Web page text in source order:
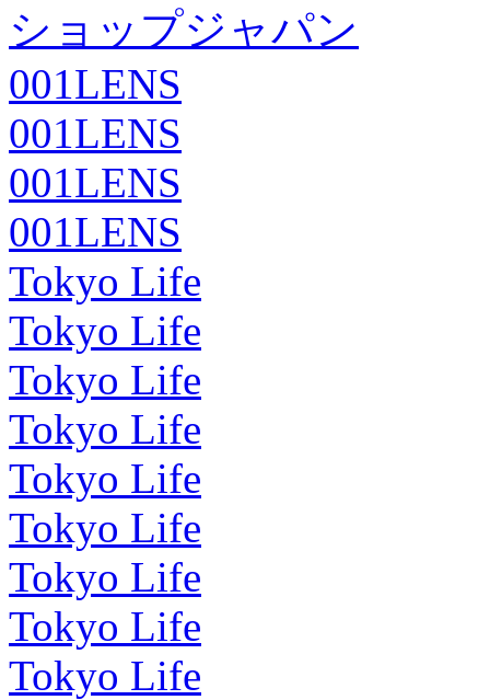
ショップジャパン
001LENS
001LENS
001LENS
001LENS
Tokyo Life
Tokyo Life
Tokyo Life
Tokyo Life
Tokyo Life
Tokyo Life
Tokyo Life
Tokyo Life
Tokyo Life